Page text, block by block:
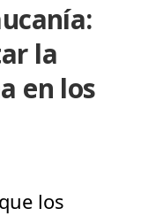
la
en los
los